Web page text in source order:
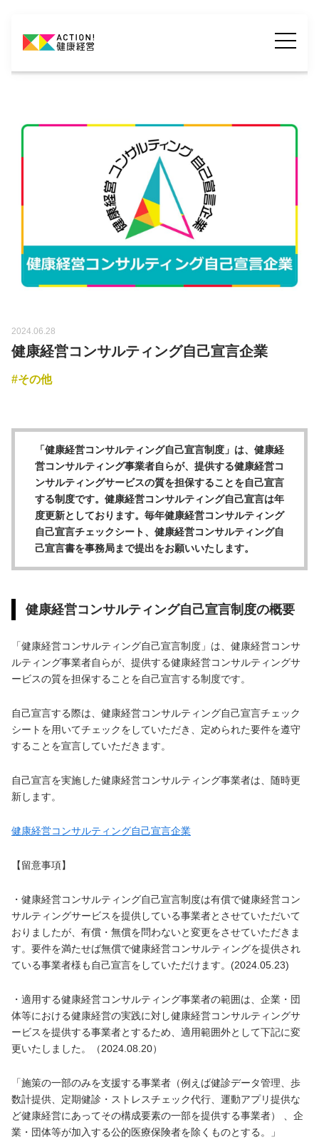
2024.06.28
健康経営コンサルティング自己宣言企業
その他
「健康経営コンサルティング自己宣言制度」は、健康経
営コンサルティング事業者自らが、提供する健康経営コ
ンサルティングサービスの質を担保することを自己宣言
する制度です。健康経営コンサルティング自己宣言は年
度更新としております。毎年健康経営コンサルティング
自己宣言チェックシート、健康経営コンサルティング自
己宣言書を事務局まで提出をお願いいたします。
健康経営コンサルティング自己宣言制度の概要
「健康経営コンサルティング自己宣言制度」は、健康経営コンサ
ルティング事業者自らが、提供する健康経営コンサルティングサ
ービスの質を担保することを自己宣言する制度です。
自己宣言する際は、健康経営コンサルティング自己宣言チェック
シートを用いてチェックをしていただき、定められた要件を遵守
することを宣言していただきます。
自己宣言を実施した健康経営コンサルティング事業者は、随時更
新します。
健康経営コンサルティング自己宣言企業
【留意事項】
・健康経営コンサルティング自己宣言制度は有償で健康経営コン
サルティングサービスを提供している事業者とさせていただいて
おりましたが、有償・無償を問わないと変更をさせていただきま
す。要件を満たせば無償で健康経営コンサルティングを提供され
ている事業者様も自己宣言をしていただけます。(2024.05.23)
・適用する健康経営コンサルティング事業者の範囲は、企業・団
体等における健康経営の実践に対し健康経営コンサルティングサ
ービスを提供する事業者とするため、適用範囲外として下記に変
更いたしました。（2024.08.20）
「施策の一部のみを支援する事業者（例えば健診データ管理、歩
数計提供、定期健診・ストレスチェック代行、運動アプリ提供な
ど健康経営にあってその構成要素の一部を提供する事業者） 、企
業・団体等が加入する公的医療保険者を除くものとする。」